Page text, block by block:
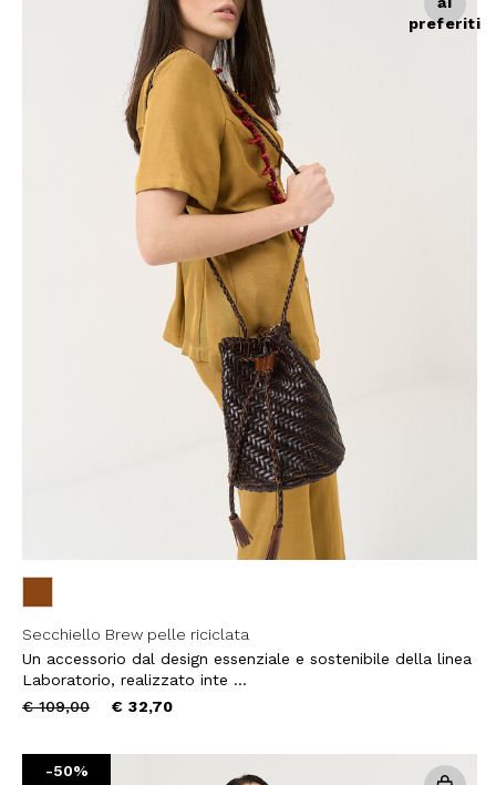
Giacche
Gilet
Maglie
Cardigan
Pantaloni
Jeans
Gonne
Bermuda
Top
T-Shirt
Tailleur
Trench
preferiti
Secchiello Brew pelle riciclata
Un accessorio dal design essenziale e sostenibile della linea
Laboratorio, realizzato inte ...
Price
€ 109,00to € 32,70
-50%